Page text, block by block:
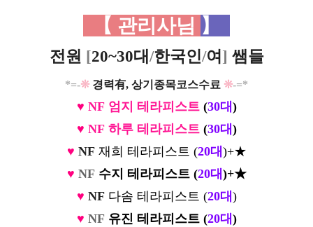
【 관리사님 】
전원 [20~30대 /한국인/여 ] 쌤들
*=-❊경력有, 상기종목코스수료 ❊-=*
♥ NF엄지 테라피스트(30대 )
♥ NF하루테라피스트(30대 )
♥ NF 재희 테라피스트 (20대 )+★
♥ NF 수지 테라피스트 (20대 )+★
♥ NF 다솜 테라피스트 (20대 )
♥ NF 유진 테라피스트 (20대 )